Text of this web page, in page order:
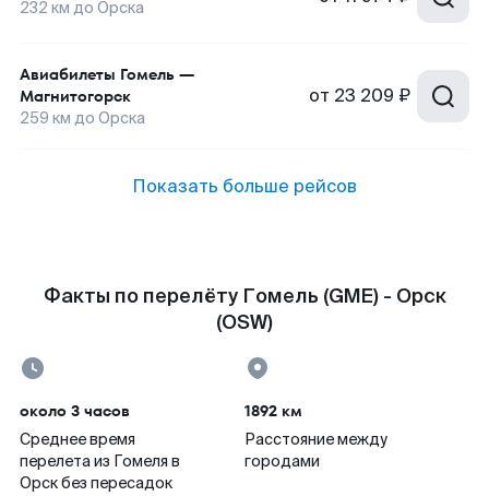
232 км до Орска
Авиабилеты Гомель —
Магнитогорск
259 км до Орска
от 23 209 ₽
Показать больше рейсов
Факты по перелёту Гомель (GME) - Орск
(OSW)
около 3 часов
Среднее время
перелета из Гомеля в
Орск без пересадок
1892 км
Расстояние между
городами